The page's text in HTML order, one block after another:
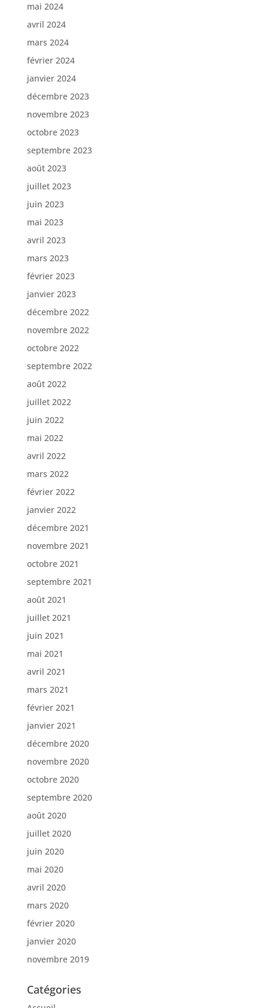
mai 2024
avril 2024
mars 2024
février 2024
janvier 2024
décembre 2023
novembre 2023
octobre 2023
septembre 2023
août 2023
juillet 2023
juin 2023
mai 2023
avril 2023
mars 2023
février 2023
janvier 2023
décembre 2022
novembre 2022
octobre 2022
septembre 2022
août 2022
juillet 2022
juin 2022
mai 2022
avril 2022
mars 2022
février 2022
janvier 2022
décembre 2021
novembre 2021
octobre 2021
septembre 2021
août 2021
juillet 2021
juin 2021
mai 2021
avril 2021
mars 2021
février 2021
janvier 2021
décembre 2020
novembre 2020
octobre 2020
septembre 2020
août 2020
juillet 2020
juin 2020
mai 2020
avril 2020
mars 2020
février 2020
janvier 2020
novembre 2019
Catégories